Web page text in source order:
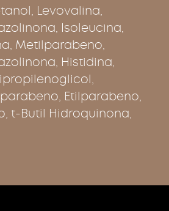
Levovalina,
Isoleucina,
Metilparabeno,
Histidina,
Etilparabeno,
t-Butil Hidroquinona,